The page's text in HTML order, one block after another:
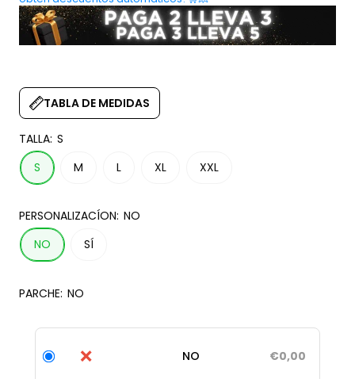
TABLA DE MEDIDAS
TALLA: S
S
M L XL XXL
PERSONALIZACÍON: NO
NO
SÍ
PARCHE: NO
❌ NO €0,00